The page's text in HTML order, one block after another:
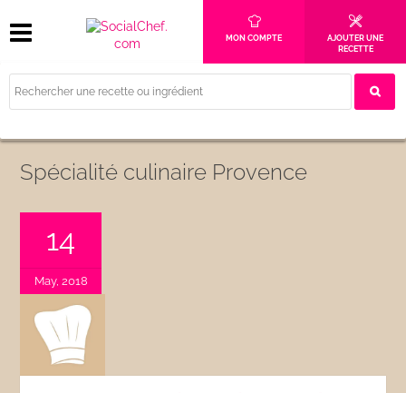
MON COMPTE
AJOUTER UNE
RECETTE
Spécialité culinaire Provence
14
May, 2018